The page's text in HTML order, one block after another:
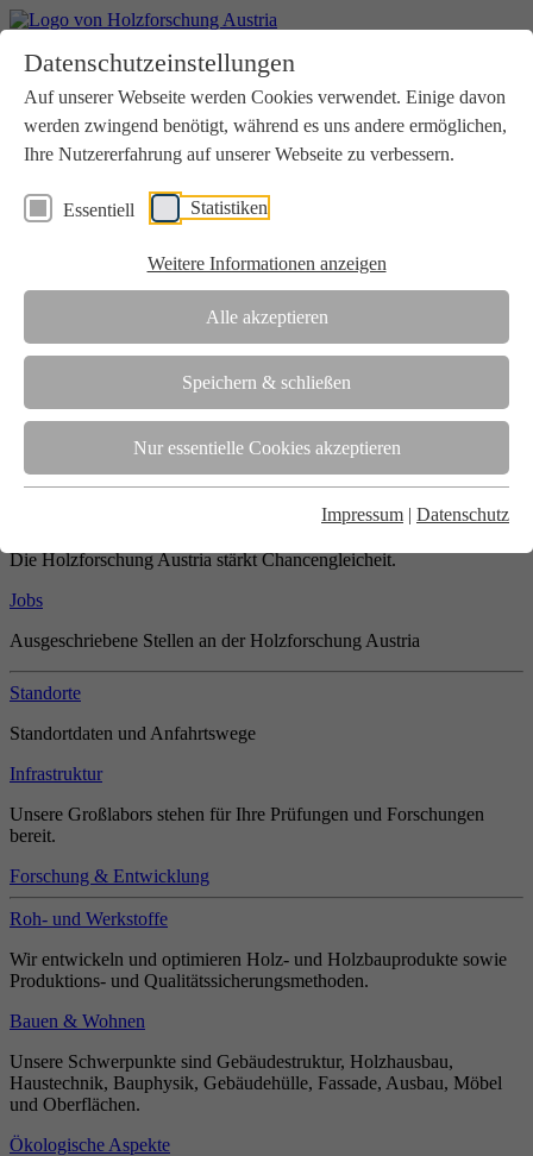
Datenschutzeinstellungen
Auf unserer Webseite werden Cookies verwendet. Einige davon
werden zwingend benötigt, während es uns andere ermöglichen,
Ihre Nutzererfahrung auf unserer Webseite zu verbessern.
Essentiell Statistiken
Weitere Informationen anzeigen
Alle akzeptieren
Speichern & schließen
Nur essentielle Cookies akzeptieren
Impressum | Datenschutz
Aktuelles
Downloads
Kontakt
Login
Verein
Wir unterstützen die Interessen der Holzbranche in enger
Zusammenarbeit mit Wissenschaft und Wirtschaft.
Die Holzforschung Austria ist akkreditierte Prüf-, Inspektions- und
Team
Unsere gesamte Kompetenz ist in unseren Mitarbeiter:innen
gebündelt
Die Holzforschung Austria stärkt Chancengleicheit.
Jobs
Ausgeschriebene Stellen an der Holzforschung Austria
Standorte
Standortdaten und Anfahrtswege
Infrastruktur
Unsere Großlabors stehen für Ihre Prüfungen und Forschungen
bereit.
Forschung & Entwicklung
Roh- und Werkstoffe
Wir entwickeln und optimieren Holz- und Holzbauprodukte sowie
Produktions- und Qualitätssicherungsmethoden.
Bauen & Wohnen
Unsere Schwerpunkte sind Gebäudestruktur, Holzhausbau,
Haustechnik, Bauphysik, Gebäudehülle, Fassade, Ausbau, Möbel
und Oberflächen.
Ökologische Aspekte